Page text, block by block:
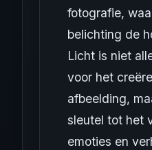
fotografie,
belichting de
Licht is niet
voor het
afbeelding,
sleutel tot het
emoties en